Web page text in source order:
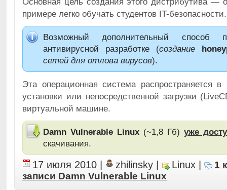
примере легко обучать студентов IT-безопасности.
Возможный дополнительный
антивирусной разработке (создание
сетей для отлова вирусов).
Эта операционная система распространяется
установки или непосредственной загрузки
виртуальной машине.
Damn Vulnerable Linux(~1,8 Гб) уже
скачивания.
17 июля 2010 zhilinsky Linux
1
записи Damn Vulnerable Linux